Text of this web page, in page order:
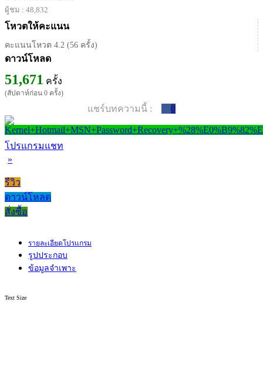
ผู้ชม : 48,832
โหวตให้คะแนน
คะแนนโหวต 4.2 (56 ครั้ง)
ดาวน์โหลด
51,671 ครั้ง
(สัปดาห์ก่อน 0 ครั้ง)
แชร์บทความนี้ : 0
โปรแกรมแชท
»
รีวิว
ดาวน์โหลด
สั่งซื้อ
รายละเอียดโปรแกรม
รูปประกอบ
ข้อมูลจำเพาะ
Text Size